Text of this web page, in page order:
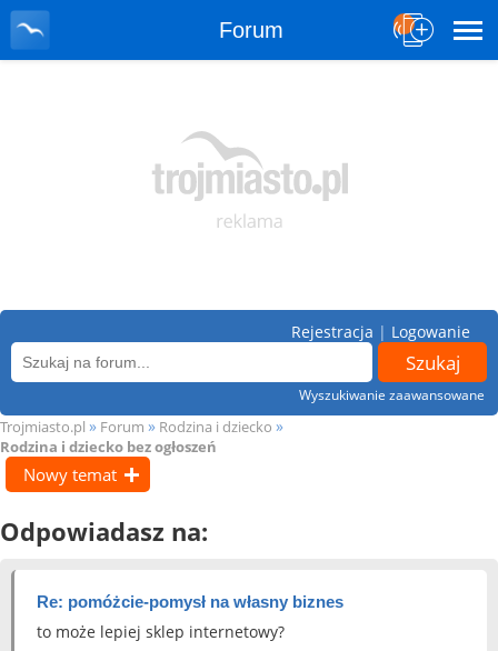
Forum
Wyszukiwanie zaawansowane
Rejestracja | Logowanie
Trojmiasto.pl » Forum » Rodzina i dziecko »
Rodzina i dziecko bez ogłoszeń
Nowy temat
Odpowiadasz na:
Re: pomóżcie-pomysł na własny biznes
to może lepiej sklep internetowy?